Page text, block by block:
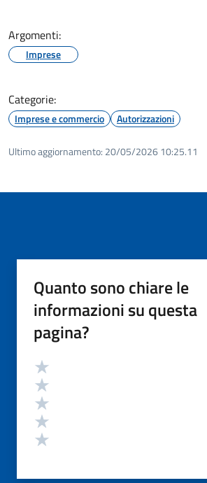
Argomenti:
Imprese
Categorie:
Imprese e commercio Autorizzazioni
Ultimo aggiornamento: 20/05/2026 10:25.11
Quanto sono chiare le
informazioni su questa
pagina?
Valutazione